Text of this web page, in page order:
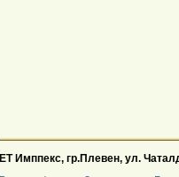
EТ Имппекс, гр.Плевен, ул.